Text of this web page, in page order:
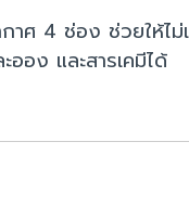
าศ 4 ช่อง ช่วยให้ไม่
อง และสารเคมีได้